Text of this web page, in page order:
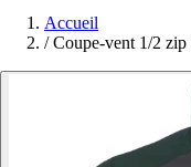
Accueil
/ Coupe-vent 1/2 zip